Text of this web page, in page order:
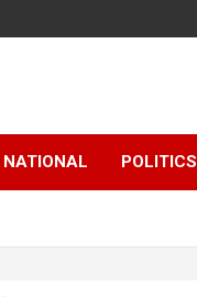
NATIONAL POLITICS